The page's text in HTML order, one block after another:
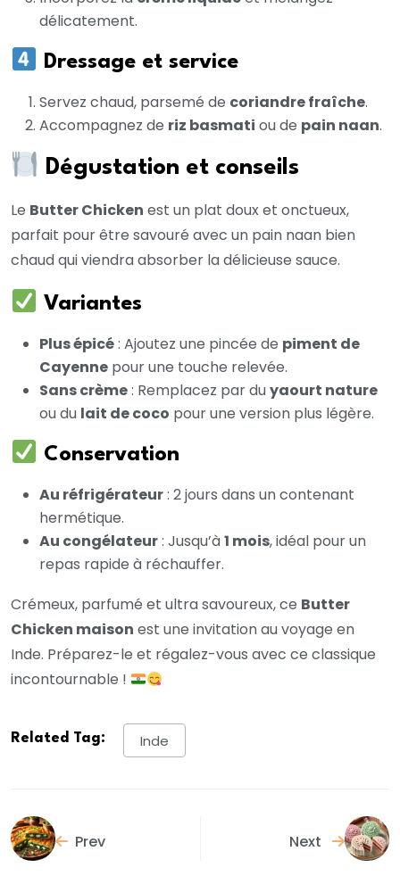
délicatement.
Dressage et service
Servez chaud, parsemé de coriandre fraîche.
Accompagnez de riz basmati ou de pain naan.
Dégustation et conseils
Le Butter Chicken est un plat doux et onctueux,
parfait pour être savouré avec un pain naan bien
chaud qui viendra absorber la délicieuse sauce.
Variantes
Plus épicé: Ajoutez une pincée de piment de
Cayenne pour une touche relevée.
Sans crème: Remplacez par duyaourt nature
ou du lait de coco pour une version plus légère.
Conservation
Au réfrigérateur: 2 jours dans un contenant
hermétique.
Au congélateur: Jusqu’à1 mois, idéal pour un
repas rapide à réchauffer.
Crémeux, parfumé et ultra savoureux, ce Butter
Chicken maison est une invitation au voyage en
Inde. Préparez-le et régalez-vous avec ce classique
incontournable !
Related Tag: Inde
Prev Next